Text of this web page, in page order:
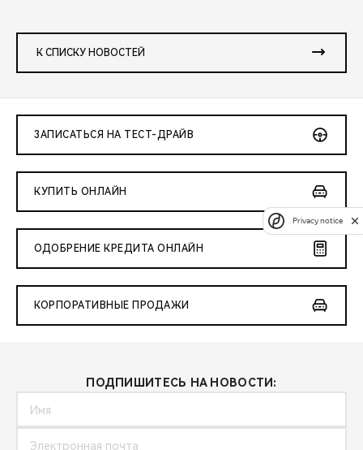
К СПИСКУ НОВОСТЕЙ
ЗАПИСАТЬСЯ НА ТЕСТ-ДРАЙВ
КУПИТЬ ОНЛАЙН
ОДОБРЕНИЕ КРЕДИТА ОНЛАЙН
КОРПОРАТИВНЫЕ ПРОДАЖИ
ПОДПИШИТЕСЬ НА НОВОСТИ:
Privacy notice